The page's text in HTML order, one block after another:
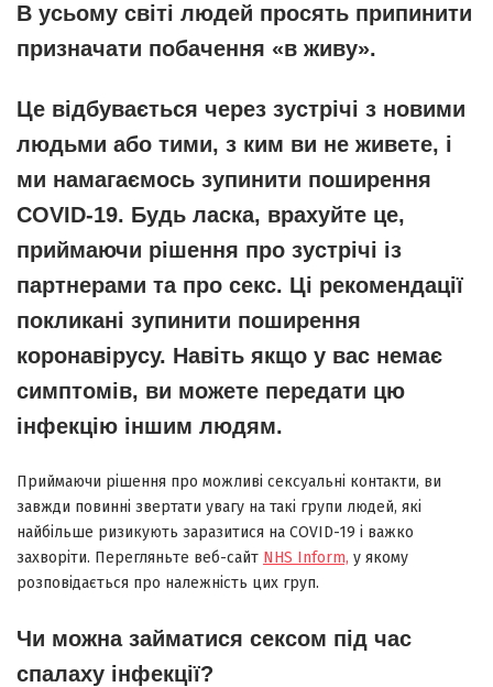
В усьому світі людей просять припинити
призначати побачення «в живу».
Це відбувається через зустрічі з новими
людьми або тими, з ким ви не живете, і
ми намагаємось зупинити поширення
COVID-19. Будь ласка, врахуйте це,
приймаючи рішення про зустрічі із
партнерами та про секс. Ці рекомендації
покликані зупинити поширення
коронавірусу. Навіть якщо у вас немає
симптомів, ви можете передати цю
інфекцію іншим людям.
Приймаючи рішення про можливі сексуальні контакти, ви
завжди повинні звертати увагу на такі групи людей, які
найбільше ризикують заразитися на COVID-19 і важко
захворіти. Перегляньте веб-сайт NHS Inform, у якому
розповідається про належність цих груп.
Чи можна займатися сексом під час
спалаху інфекції?